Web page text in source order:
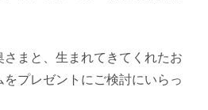
まと、生まれてきてくれたお
プレゼントにご検討にいらっ